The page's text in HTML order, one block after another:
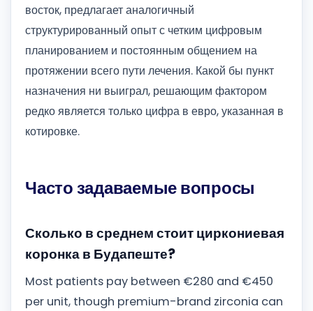
восток, предлагает аналогичный
структурированный опыт с четким цифровым
планированием и постоянным общением на
протяжении всего пути лечения. Какой бы пункт
назначения ни выиграл, решающим фактором
редко является только цифра в евро, указанная в
котировке.
Часто задаваемые вопросы
Сколько в среднем стоит циркониевая
коронка в Будапеште?
Most patients pay between €280 and €450
per unit, though premium-brand zirconia can